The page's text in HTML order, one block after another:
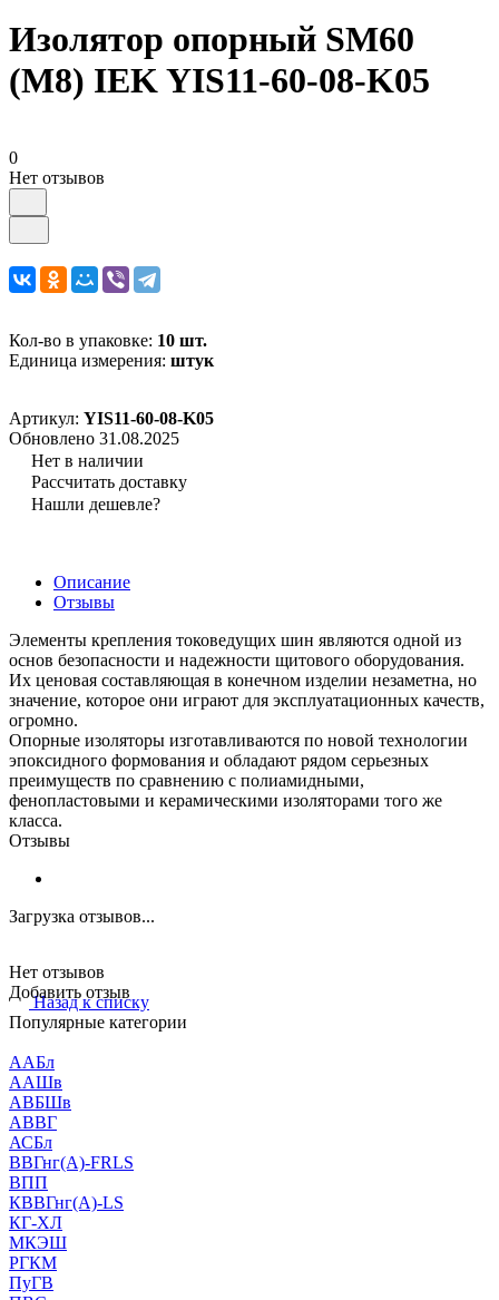
Изолятор опорный SM60
(М8) IEK YIS11-60-08-K05
0
Нет отзывов
Кол-во в упаковке: 10 шт.
Единица измерения: штук
Артикул: YIS11-60-08-K05
Обновлено 31.08.2025
Нет в наличии
Рассчитать доставку
Нашли дешевле?
Описание
Отзывы
Элементы крепления токоведущих шин являются одной из
основ безопасности и надежности щитового оборудования.
Их ценовая составляющая в конечном изделии незаметна, но
значение, которое они играют для эксплуатационных качеств,
огромно.
Опорные изоляторы изготавливаются по новой технологии
эпоксидного формования и обладают рядом серьезных
преимуществ по сравнению с полиамидными,
фенопластовыми и керамическими изоляторами того же
класса.
Отзывы
Загрузка отзывов...
Нет отзывов
Добавить отзыв
Назад к списку
Популярные категории
ААБл
ААШв
АВБШв
АВВГ
АСБл
ВВГнг(А)-FRLS
ВПП
КВВГнг(А)-LS
КГ-ХЛ
МКЭШ
РГКМ
ПуГВ